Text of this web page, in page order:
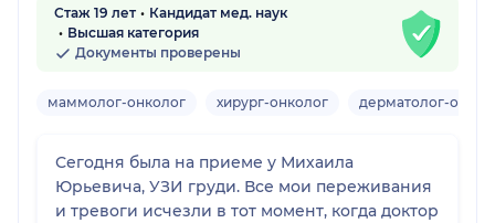
Стаж 19 лет
Кандидат мед. наук
Высшая категория
Документы проверены
маммолог-онколог хирург-онколог дерматолог-
Сегодня была на приеме у Михаила
Юрьевича, УЗИ груди. Все мои переживания
и тревоги исчезли в тот момент, когда доктор